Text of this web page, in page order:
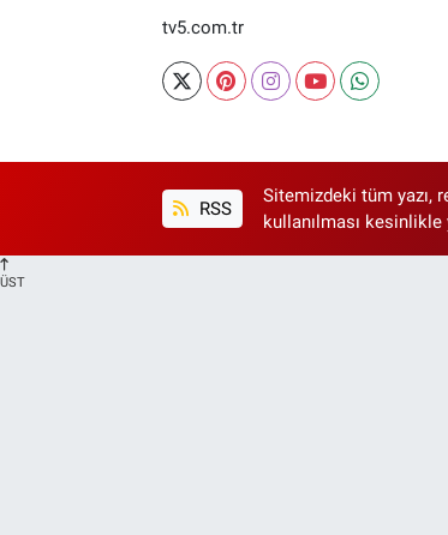
tv5.com.tr
RSS
Sitemizdeki tüm yazı,
kullanılması kesinlikle
ÜST